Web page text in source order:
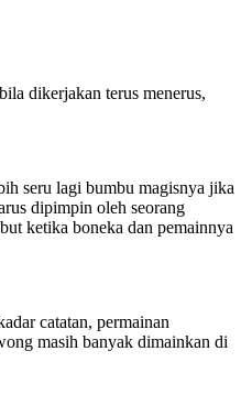
dikerjakan terus menerus,
seru lagi bumbu magisnya jika
dipimpin oleh seorang
ketika boneka dan pemainnya
catatan, permainan
masih banyak dimainkan di